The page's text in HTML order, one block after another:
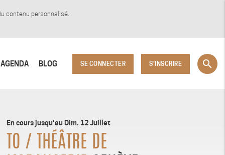
contenu personnalisé.
SE CONNECTER S'INSCRIRE search
AGENDA BLOG
En cours jusqu'au Dim. 12 Juillet
TO / THÉÂTRE DE